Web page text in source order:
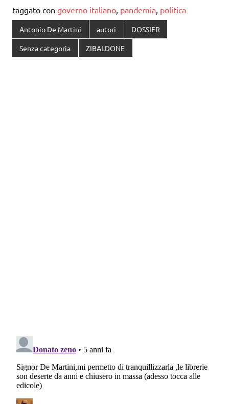
taggato con governo italiano, pandemia, politica
Antonio De Martini autori DOSSIER
Senza categoria ZIBALDONE